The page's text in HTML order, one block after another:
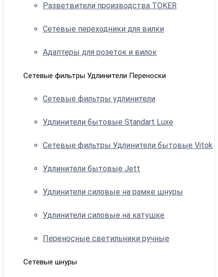
Разветвители производства TOKER
Сетевые переходники для вилки
Адаптеры для розеток и вилок
Сетевые фильтры Удлинители Переноски
Сетевые фильтры удлинители
Удлинители бытовые Standart Luxe
Сетевые фильтры Удлинители бытовые Vitok
Удлинители бытовые Jett
Удлинители силовые на рамке шнуры
Удлинители силовые на катушке
Переносные светильники ручные
Сетевые шнуры